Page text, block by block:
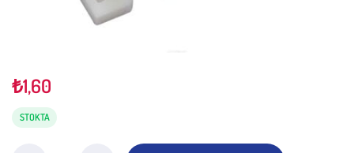
₺1,60
STOKTA